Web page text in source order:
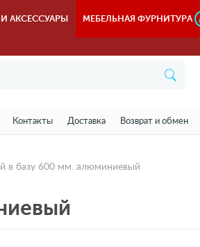
АКСЕССУАРЫ МЕБЕЛЬНАЯ ФУРНИТУРА
Контакты Доставка Возврат и обмен
в базу 600 мм. алюминиевый